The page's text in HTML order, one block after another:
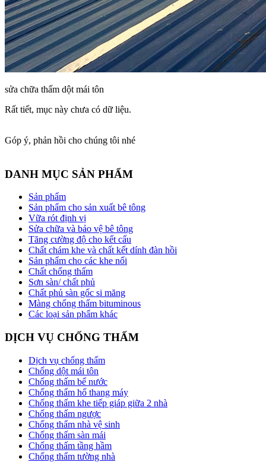
sửa chữa thấm dột mái tôn
Rất tiết, mục này chưa có dữ liệu.
Góp ý, phản hồi cho chúng tôi nhé
DANH MỤC SẢN PHẨM
Sản phẩm
Sản phẩm cho sản xuất bê tông
Vữa rót định vị
Sửa chữa và bảo vệ bê tông
Tăng cường độ cho kết cấu
Chất chám khe và chất kết dính đàn hồi
Sản phẩm cho các khe nối
Chất chống thấm
Sơn sàn/ chất phủ
Chất phủ sàn gốc si măng
Màng chống thấm bituminous
Các loại sản phẩm khác
DỊCH VỤ CHỐNG THẤM
Dịch vụ chống thấm
Chống dột mái tôn
Chống thấm bể nước
Chống thấm hố thang máy
Chống thấm khe tiếp giáp giữa 2 nhà
Chống thấm ngược
Chống thấm nhà vệ sinh
Chống thấm sàn mái
Chống thấm tầng hầm
Chống thấm tường nhà